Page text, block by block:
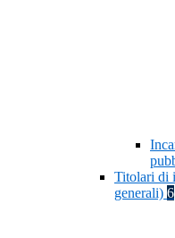
Titolari di
generali) 6